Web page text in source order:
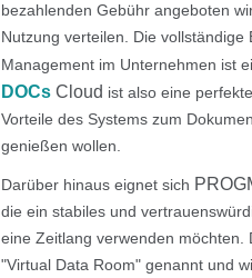
bezahlenden Gebühr angeboten
Nutzung verteilen. Die
Management im Unternehmen ist
DOCs Cloud ist also eine
Vorteile des Systems zum
genießen wollen.
Darüber hinaus eignet sich
die ein stabiles und
eine Zeitlang verwenden
"Virtual Data Room" genannt und